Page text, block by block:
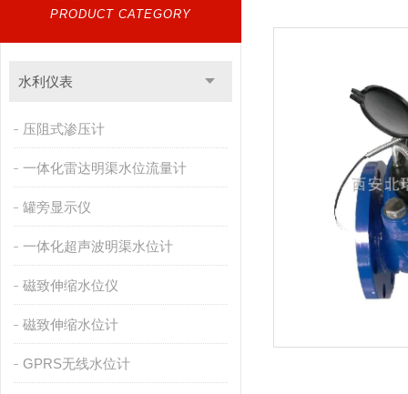
PRODUCT CATEGORY
水利仪表
压阻式渗压计
一体化雷达明渠水位流量计
罐旁显示仪
一体化超声波明渠水位计
磁致伸缩水位仪
磁致伸缩水位计
GPRS无线水位计